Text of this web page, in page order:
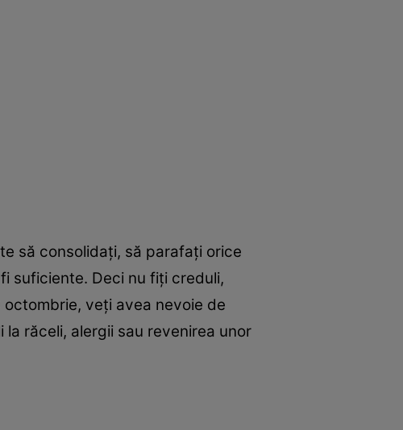
să consolidați, să parafați orice
suficiente. Deci nu fiți creduli,
veți avea nevoie de
răceli, alergii sau revenirea unor